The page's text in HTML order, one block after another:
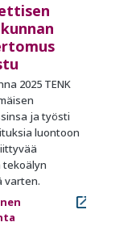
2025 TENK
ja työsti
luontoon
tekoälyn
varten.